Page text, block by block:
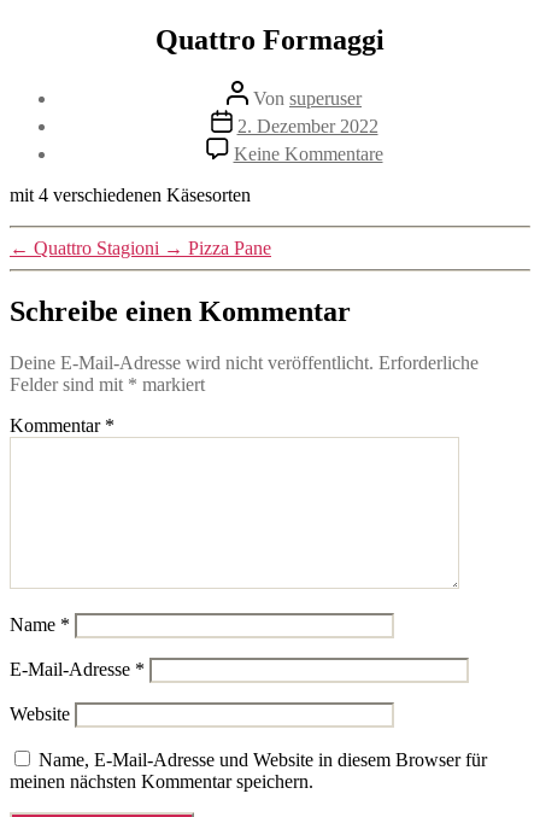
Quattro Formaggi
Beitragsautor
Von superuser
Veröffentlichungsdatum
2. Dezember 2022
Keine Kommentarezu
Quattro
mit 4 verschiedenen Käsesorten
← Quattro Stagioni → Pizza Pane
Schreibe einen Kommentar
Deine E-Mail-Adresse wird nicht veröffentlicht. Erforderliche
Felder sind mit * markiert
Kommentar *
Name *
E-Mail-Adresse *
Website
Name, E-Mail-Adresse und Website in diesem Browser für
meinen nächsten Kommentar speichern.